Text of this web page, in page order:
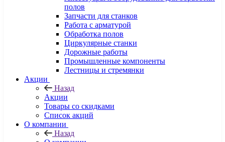
полов
Запчасти для станков
Работа с арматурой
Обработка полов
Циркулярные станки
Дорожные работы
Промышленные компоненты
Лестницы и стремянки
Акции
Назад
Акции
Товары со скидками
Список акций
О компании
Назад